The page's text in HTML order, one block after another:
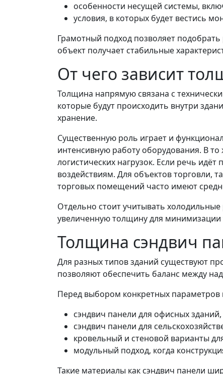
особенности несущей системы,
условия, в которых будет вестись
Грамотный подход позволяет
объект получает стабильные
От чего зависит
Толщина напрямую связана с
которые будут происходить внутри
хранение.
Существенную роль играет и
интенсивную работу оборудования. В
логистических нагрузок. Если речь
воздействиям. Для объектов торговли,
торговых помещений часто имеют
Отдельно стоит учитывать
увеличенную толщину для минимизации
Толщина сэндвич
Для разных типов зданий существуют
позволяют обеспечить баланс между
Перед выбором конкретных
сэндвич панели для офисных
сэндвич панели для
кровельный и стеновой варианты
модульный подход, когда
Такие материалы как сэндвич панели